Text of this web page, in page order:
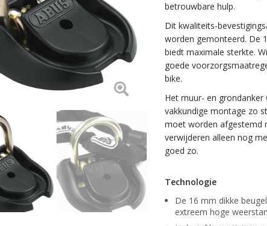
betrouwbare hulp.
Dit kwaliteits-
worden gemonteerd. De
biedt maximale sterkte.
goede
bike.
Het muur- en grondanker
vakkundige montage zo
moet worden afgestemd
verwijderen alleen nog
goed zo.
Technologie
De 16 mm dikke
extreem hoge